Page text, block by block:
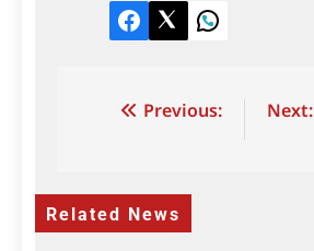
Facebook
TwitterLinkedIn
Post Previous: Next:
Related News